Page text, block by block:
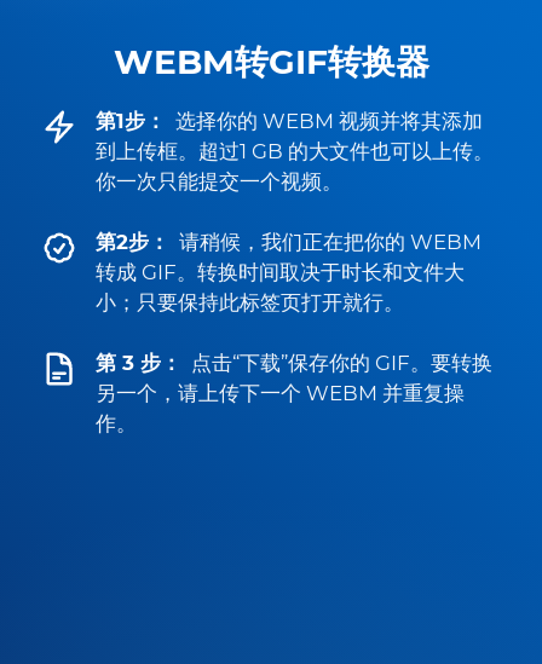
WEBM转GIF转换器
第1步：
选择你的 WEBM 视频并将其添加
到上传框。超过1 GB 的大文件也可以上传。
你一次只能提交一个视频。
第2步：
请稍候，我们正在把你的 WEBM
转成 GIF。转换时间取决于时长和文件大
小；只要保持此标签页打开就行。
第 3 步：
点击“下载”保存你的 GIF。要转换
另一个，请上传下一个 WEBM 并重复操
作。